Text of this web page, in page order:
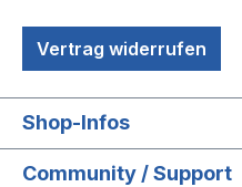
Vertrag widerrufen
Shop-Infos
Community / Support